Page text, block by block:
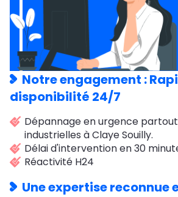
Notre engagement :
disponibilité 24/7
Dépannage en urgence
industrielles à Claye Souilly.
Délai d'intervention en 30
Réactivité H24
Une expertise reconnue